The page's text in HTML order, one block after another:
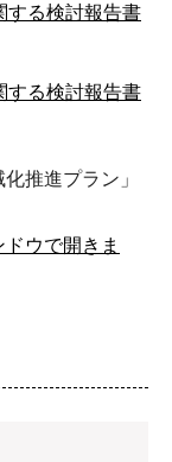
する検討報告書
する検討報告書
推進プラン」
ウで開きま